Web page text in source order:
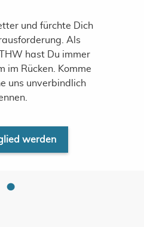
und fürchte Dich
Als
hast Du immer
im Rücken. Komme
uns unverbindlich
werden
•